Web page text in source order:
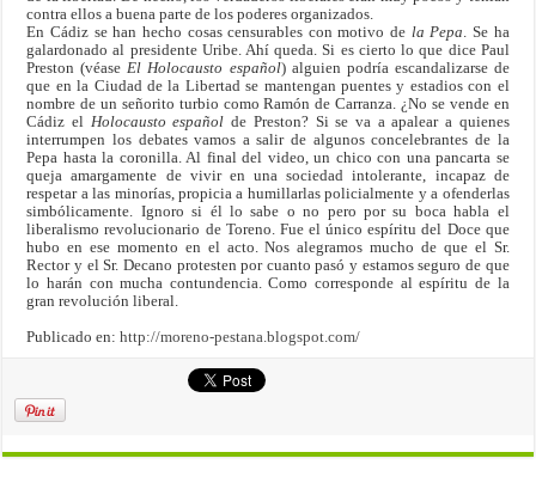
contra ellos a buena parte de los poderes organizados.
En Cádiz se han hecho cosas censurables con motivo de la Pepa . Se ha
galardonado al presidente Uribe. Ahí queda. Si es cierto lo que dice Paul
Preston (véase El Holocausto español) alguien podría escandalizarse de
que en la Ciudad de la Libertad se mantengan puentes y estadios con el
nombre de un señorito turbio como Ramón de Carranza. ¿No se vende en
Cádiz el Holocausto español de Preston? Si se va a apalear a quienes
interrumpen los debates vamos a salir de algunos concelebrantes de la
Pepa hasta la coronilla. Al final del video, un chico con una pancarta se
queja amargamente de vivir en una sociedad intolerante, incapaz de
respetar a las minorías, propicia a humillarlas policialmente y a ofenderlas
simbólicamente. Ignoro si él lo sabe o no pero por su boca habla el
liberalismo revolucionario de Toreno. Fue el único espíritu del Doce que
hubo en ese momento en el acto. Nos alegramos mucho de que el Sr.
Rector y el Sr. Decano protesten por cuanto pasó y estamos seguro de que
lo harán con mucha contundencia. Como corresponde al espíritu de la
gran revolución liberal.
Publicado en:http://moreno-pestana.blogspot.com/